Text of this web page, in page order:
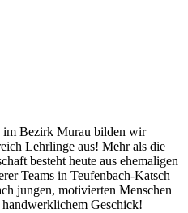
im Bezirk Murau bilden wir
Lehrlinge aus! Mehr als die
besteht heute aus ehemaligen
Teams in Teufenbach-Katsch
jungen, motivierten Menschen
Geschick!